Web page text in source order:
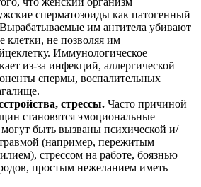
сперматозоиды как патогенный
им антитела убивают
клетки, не позволяя им
Иммунологическое
из-за инфекций, аллергической
спермы, воспалительных
стрессы. Часто причиной
становятся эмоциональные
быть вызваны психической и/
(например, пережитым
стрессом на работе, боязнью
простым нежеланием иметь